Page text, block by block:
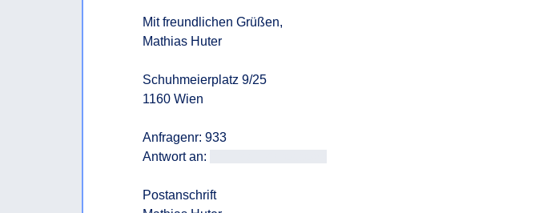
Mit freundlichen Grüßen,
Mathias Huter
Schuhmeierplatz 9/25
1160 Wien
Anfragenr: 933
Antwort an:
Postanschrift